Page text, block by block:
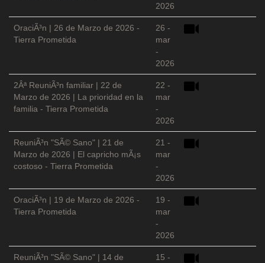
2026
OraciÃ³n | 26 de Marzo de 2026 -
Tierra Prometida
26 -
mar
-
2026
2Âª ReuniÃ³n familiar | 22 de
Marzo de 2026 | La prioridad en la
familia - Tierra Prometida
22 -
mar
-
2026
ReuniÃ³n "SÃ© Sano" | 21 de
Marzo de 2026 | El capricho mÃ¡s
costoso - Tierra Prometida
21 -
mar
-
2026
OraciÃ³n | 19 de Marzo de 2026 -
Tierra Prometida
19 -
mar
-
2026
ReuniÃ³n "SÃ© Sano" | 14 de
15 -